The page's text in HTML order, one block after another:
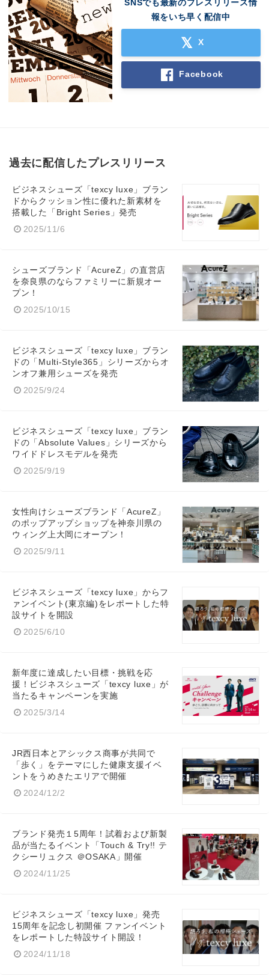
SNSでも最新のプレスリリース情
報をいち早く配信中
X
Facebook
過去に配信したプレスリリース
ビジネスシューズ「texcy luxe」ブラン
ドからクッション性に優れた新素材を
搭載した「Bright Series」発売
2025/11/6
シューズブランド「AcureZ」の直営店
を奈良県のならファミリーに新規オー
プン！
2025/10/15
ビジネスシューズ「texcy luxe」ブラン
ドの「Multi-Style365」シリーズからオ
ンオフ兼用シューズを発売
2025/9/24
ビジネスシューズ「texcy luxe」ブラン
ドの「Absolute Values」シリーズから
ワイドドレスモデルを発売
2025/9/19
女性向けシューズブランド「AcureZ」
のポップアップショップを神奈川県の
ウィング上大岡にオープン！
2025/9/11
ビジネスシューズ「texcy luxe」からフ
ァンイベント(東京編)をレポートした特
設サイトを開設
2025/6/10
新年度に達成したい目標・挑戦を応
援！ビジネスシューズ「texcy luxe」が
当たるキャンペーンを実施
2025/3/14
JR西日本とアシックス商事が共同で
「歩く」をテーマにした健康支援イベ
ントをうめきたエリアで開催
2024/12/2
ブランド発売１5周年！試着および新製
品が当たるイベント「Touch & Try!! テ
クシーリュクス ＠OSAKA」開催
2024/11/25
ビジネスシューズ「texcy luxe」発売
15周年を記念し初開催 ファンイベント
をレポートした特設サイト開設！
2024/11/18
English